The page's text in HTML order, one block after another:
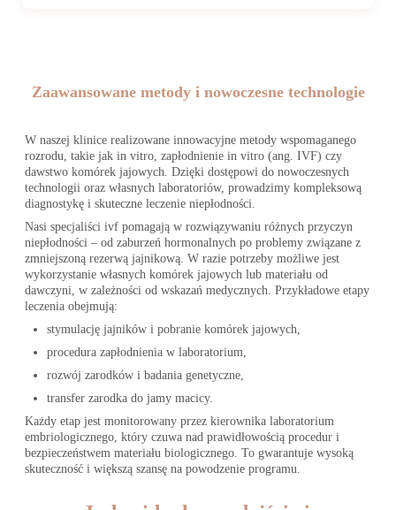
Zaawansowane metody i nowoczesne technologie
W naszej klinice realizowane innowacyjne metody wspomaganego
rozrodu, takie jak in vitro, zapłodnienie in vitro (ang. IVF) czy
dawstwo komórek jajowych. Dzięki dostępowi do nowoczesnych
technologii oraz własnych laboratoriów, prowadzimy kompleksową
diagnostykę i skuteczne leczenie niepłodności.
Nasi specjaliści ivf pomagają w rozwiązywaniu różnych przyczyn
niepłodności – od zaburzeń hormonalnych po problemy związane z
zmniejszoną rezerwą jajnikową. W razie potrzeby możliwe jest
wykorzystanie własnych komórek jajowych lub materiału od
dawczyni, w zależności od wskazań medycznych. Przykładowe etapy
leczenia obejmują:
stymulację jajników i pobranie komórek jajowych,
procedura zapłodnienia w laboratorium,
rozwój zarodków i badania genetyczne,
transfer zarodka do jamy macicy.
Każdy etap jest monitorowany przez kierownika laboratorium
embriologicznego, który czuwa nad prawidłowością procedur i
bezpieczeństwem materiału biologicznego. To gwarantuje wysoką
skuteczność i większą szansę na powodzenie programu.